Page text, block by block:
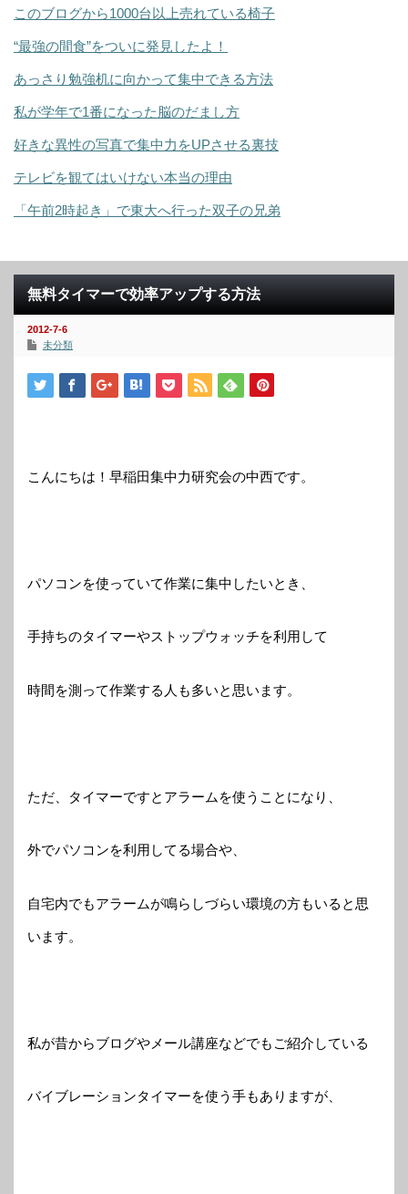
このブログから1000台以上売れている椅子
“最強の間食”をついに発見したよ！
あっさり勉強机に向かって集中できる方法
私が学年で1番になった脳のだまし方
好きな異性の写真で集中力をUPさせる裏技
テレビを観てはいけない本当の理由
「午前2時起き」で東大へ行った双子の兄弟
無料タイマーで効率アップする方法
2012-7-6
未分類
こんにちは！早稲田集中力研究会の中西です。
パソコンを使っていて作業に集中したいとき、
手持ちのタイマーやストップウォッチを利用して
時間を測って作業する人も多いと思います。
ただ、タイマーですとアラームを使うことになり、
外でパソコンを利用してる場合や、
自宅内でもアラームが鳴らしづらい環境の方もいると思
います。
私が昔からブログやメール講座などでもご紹介している
バイブレーションタイマーを使う手もありますが、